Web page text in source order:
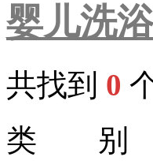
婴儿洗
共找到 0
类 别